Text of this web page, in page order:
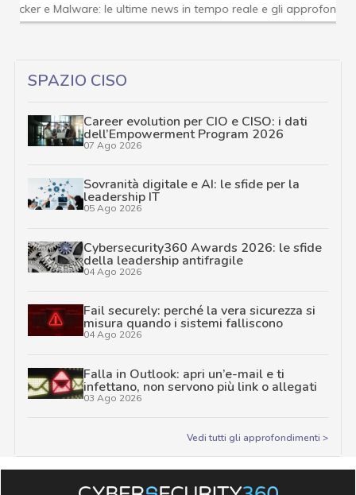
Attacchi hacker e Malware: le ultime news in tempo
SPAZIO CISO
Career evolution per CIO e CISO: i dati
dell’Empowerment Program 2026
07 Ago 2026
Sovranità digitale e AI: le sfide per la
leadership IT
05 Ago 2026
Cybersecurity360 Awards 2026: le sfide
della leadership antifragile
04 Ago 2026
Fail securely: perché la vera sicurezza si
misura quando i sistemi falliscono
04 Ago 2026
Falla in Outlook: apri un’e-mail e ti
infettano, non servono più link o allegati
03 Ago 2026
Vedi tutti gli approfondimenti >